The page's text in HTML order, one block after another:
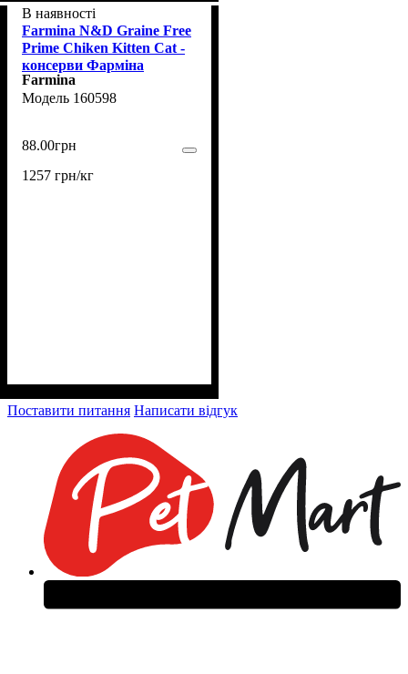
В наявності
Farmina N&D Graine Free
Prime Chiken Kitten Cat -
консерви Фарміна
беззернові для кошенят з
куркою та гранатом 70 г
Farmina
160598
88.00грн
1257 грн/кг
Поставити питання Написати відгук